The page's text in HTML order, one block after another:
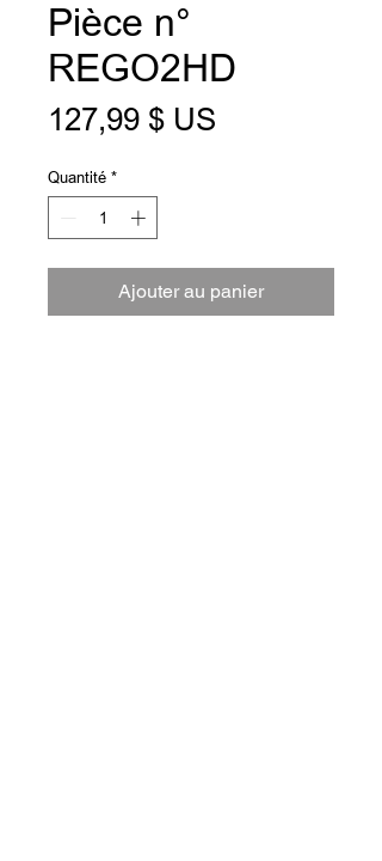
Pièce n°
REGO2HD
127,99 $ US
Quantité *
Ajouter au panier